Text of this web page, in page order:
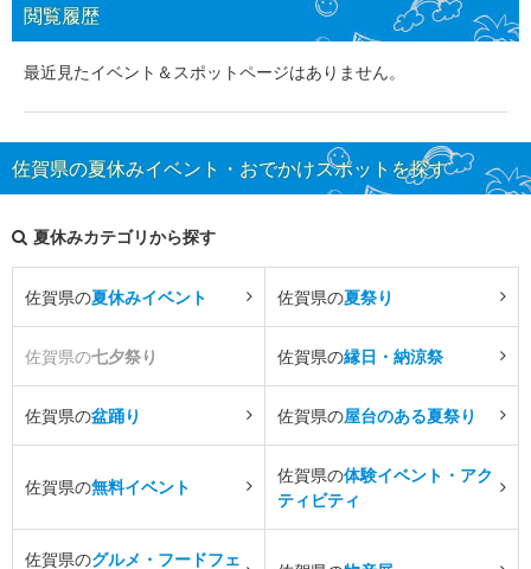
閲覧履歴
最近見たイベント＆スポットページはありません。
佐賀県の夏休みイベント・おでかけスポットを探す
夏休みカテゴリから探す
佐賀県の夏休みイベント 佐賀県の夏祭り
佐賀県の七夕祭り 佐賀県の縁日・納涼祭
佐賀県の盆踊り 佐賀県の屋台のある夏祭り
佐賀県の無料イベント
佐賀県の体験イベント・アク
ティビティ
佐賀県のグルメ・フードフェ